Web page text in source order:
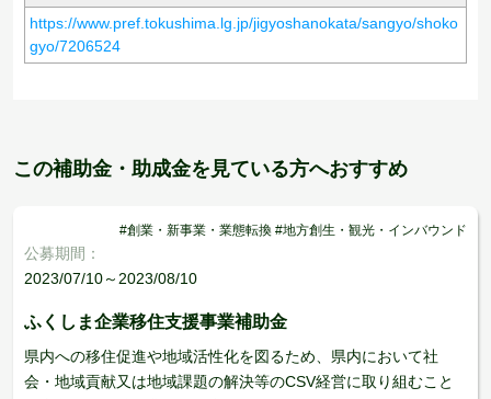
https://www.pref.tokushima.lg.jp/jigyoshanokata/sangyo/shoko
gyo/7206524
この補助金・助成金を見ている方へおすすめ
#創業・新事業・業態転換 #地方創生・観光・インバウンド
公募期間：
2023/07/10～2023/08/10
ふくしま企業移住支援事業補助金
県内への移住促進や地域活性化を図るため、県内において社
会・地域貢献又は地域課題の解決等のCSV経営に取り組むこと